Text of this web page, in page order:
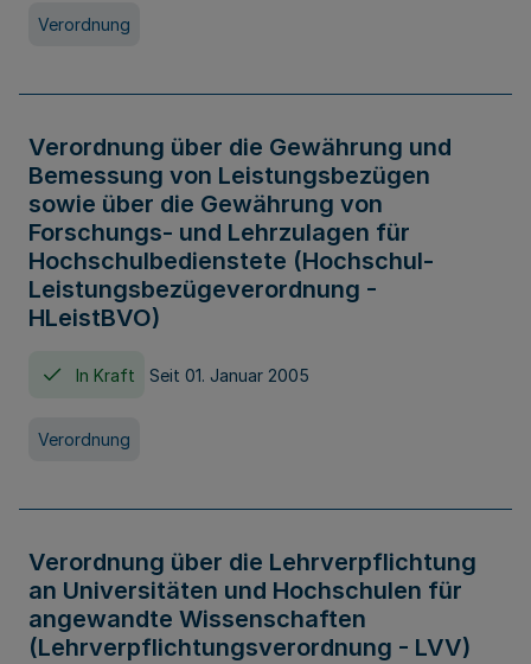
Verordnung
Verordnung über die Gewährung und
Bemessung von Leistungsbezügen
sowie über die Gewährung von
Forschungs- und Lehrzulagen für
Hochschulbedienstete (Hochschul-
Leistungsbezügeverordnung -
HLeistBVO)
In Kraft Seit 01. Januar 2005
Verordnung
Verordnung über die Lehrverpflichtung
an Universitäten und Hochschulen für
angewandte Wissenschaften
(Lehrverpflichtungsverordnung - LVV)